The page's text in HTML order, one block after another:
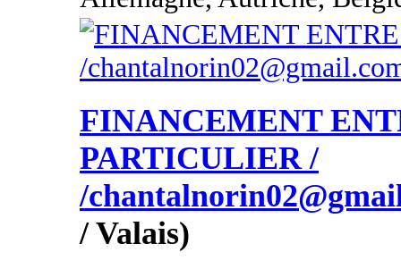
FINANCEMENT
PARTICULIER /
/
/ Valais)